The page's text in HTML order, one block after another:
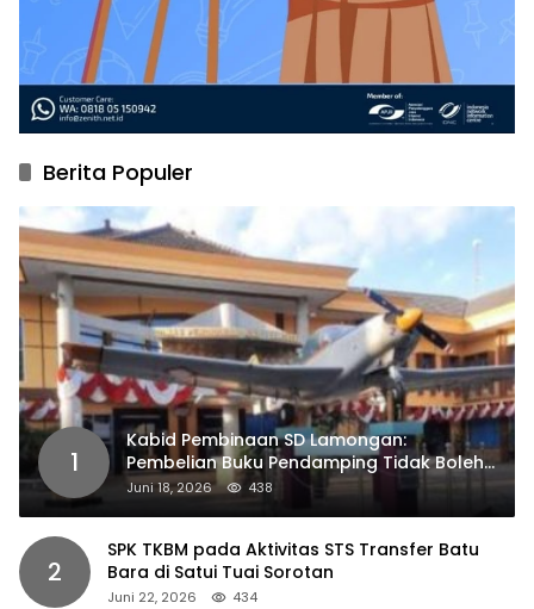
Berita Populer
1
Kabid Pembinaan SD Lamongan:
Pembelian Buku Pendamping Tidak Boleh
Dipaksakan
Juni 18, 2026 438
2
SPK TKBM pada Aktivitas STS Transfer Batu
Bara di Satui Tuai Sorotan
Juni 22, 2026 434